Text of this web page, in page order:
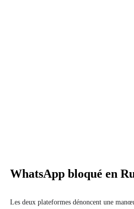
WhatsApp bloqué en
Les deux plateformes dénoncent une